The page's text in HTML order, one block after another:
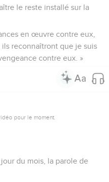
le reste installé sur la
en œuvre contre eux,
reconnaîtront que je suis
contre eux. »
pour le moment.
du mois, la parole de